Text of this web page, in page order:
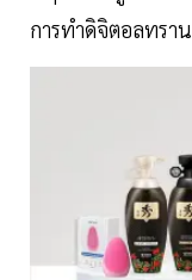
การทำดิจิตอลทรา